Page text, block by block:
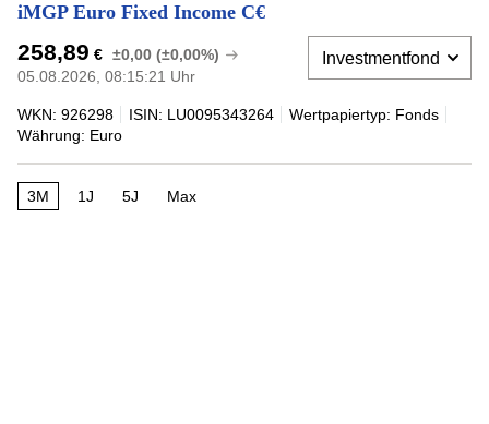
iMGP Euro Fixed Income C€
258,89 € ±0,00 (±0,00%)
05.08.2026, 08:15:21 Uhr
WKN: 926298 ISIN: LU0095343264
Wertpapiertyp: Fonds
Währung: Euro
3M 1J 5J Max